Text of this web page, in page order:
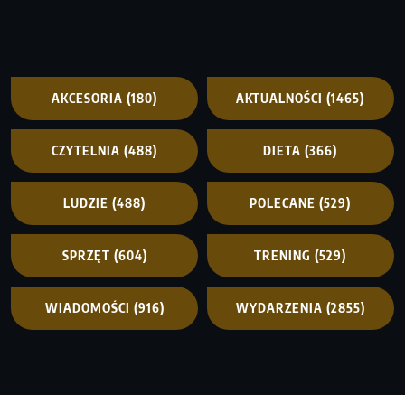
AKCESORIA (180) AKTUALNOŚCI (1465)
CZYTELNIA (488) DIETA (366)
LUDZIE (488) POLECANE (529)
SPRZĘT (604) TRENING (529)
WIADOMOŚCI (916) WYDARZENIA (2855)